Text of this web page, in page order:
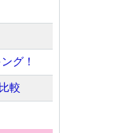
グ！
較